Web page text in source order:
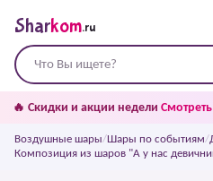
Sharkom.ru
🔥 Скидки и акции недели
Воздушные шары/Шары по событиям/
Композиция из шаров "А у нас